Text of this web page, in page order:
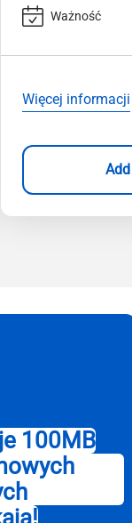
Ważność
Więcej informacji
100MB